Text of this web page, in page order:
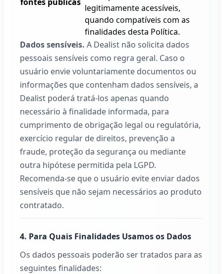
legitimamente acessíveis,
quando compatíveis com as
finalidades desta Política.
Dados sensíveis. A Dealist não solicita dados
pessoais sensíveis como regra geral. Caso o
usuário envie voluntariamente documentos ou
informações que contenham dados sensíveis, a
Dealist poderá tratá-los apenas quando
necessário à finalidade informada, para
cumprimento de obrigação legal ou regulatória,
exercício regular de direitos, prevenção a
fraude, proteção da segurança ou mediante
outra hipótese permitida pela LGPD.
Recomenda-se que o usuário evite enviar dados
sensíveis que não sejam necessários ao produto
contratado.
4. Para Quais Finalidades Usamos os Dados
Os dados pessoais poderão ser tratados para as
seguintes finalidades: